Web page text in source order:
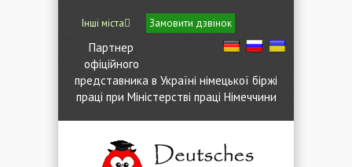
Інші міста Замовити дзвінок
Партнер
офіційного
представника в Україні німецької біржі
праці при Міністерстві праці Німеччини